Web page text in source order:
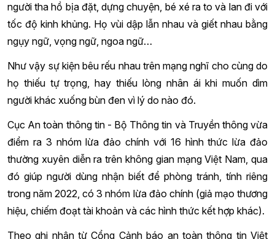
người tha hồ bịa đặt, dựng chuyện, bé xé ra to và lan đi với
tốc độ kinh khủng. Họ vùi dập lẫn nhau và giết nhau bằng
ngụy ngữ, vọng ngữ, ngoa ngữ…
Như vậy sự kiện bêu rếu nhau trên mạng nghĩ cho cùng do
họ thiếu tự trọng, hay thiếu lòng nhân ái khi muốn dìm
người khác xuống bùn đen vì lý do nào đó.
Cục An toàn thông tin - Bộ Thông tin và Truyền thông vừa
điểm ra 3 nhóm lừa đảo chính với 16 hình thức lừa đảo
thường xuyên diễn ra trên không gian mạng Việt Nam, qua
đó giúp người dùng nhận biết để phòng tránh, tính riêng
trong năm 2022, có 3 nhóm lừa đảo chính (giả mạo thương
hiệu, chiếm đoạt tài khoản và các hình thức kết hợp khác).
Theo ghi nhận từ Cổng Cảnh báo an toàn thông tin Việt